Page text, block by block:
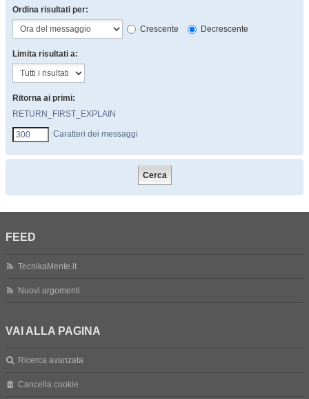
Ordina risultati per:
Crescente
Decrescente
Limita risultati a:
Ritorna ai primi:
RETURN_FIRST_EXPLAIN
Caratteri dei messaggi
FEED
TecnikaMente.it
Nuovi argomenti
VAI ALLA PAGINA
Ricerca avanzata
Cancella cookie